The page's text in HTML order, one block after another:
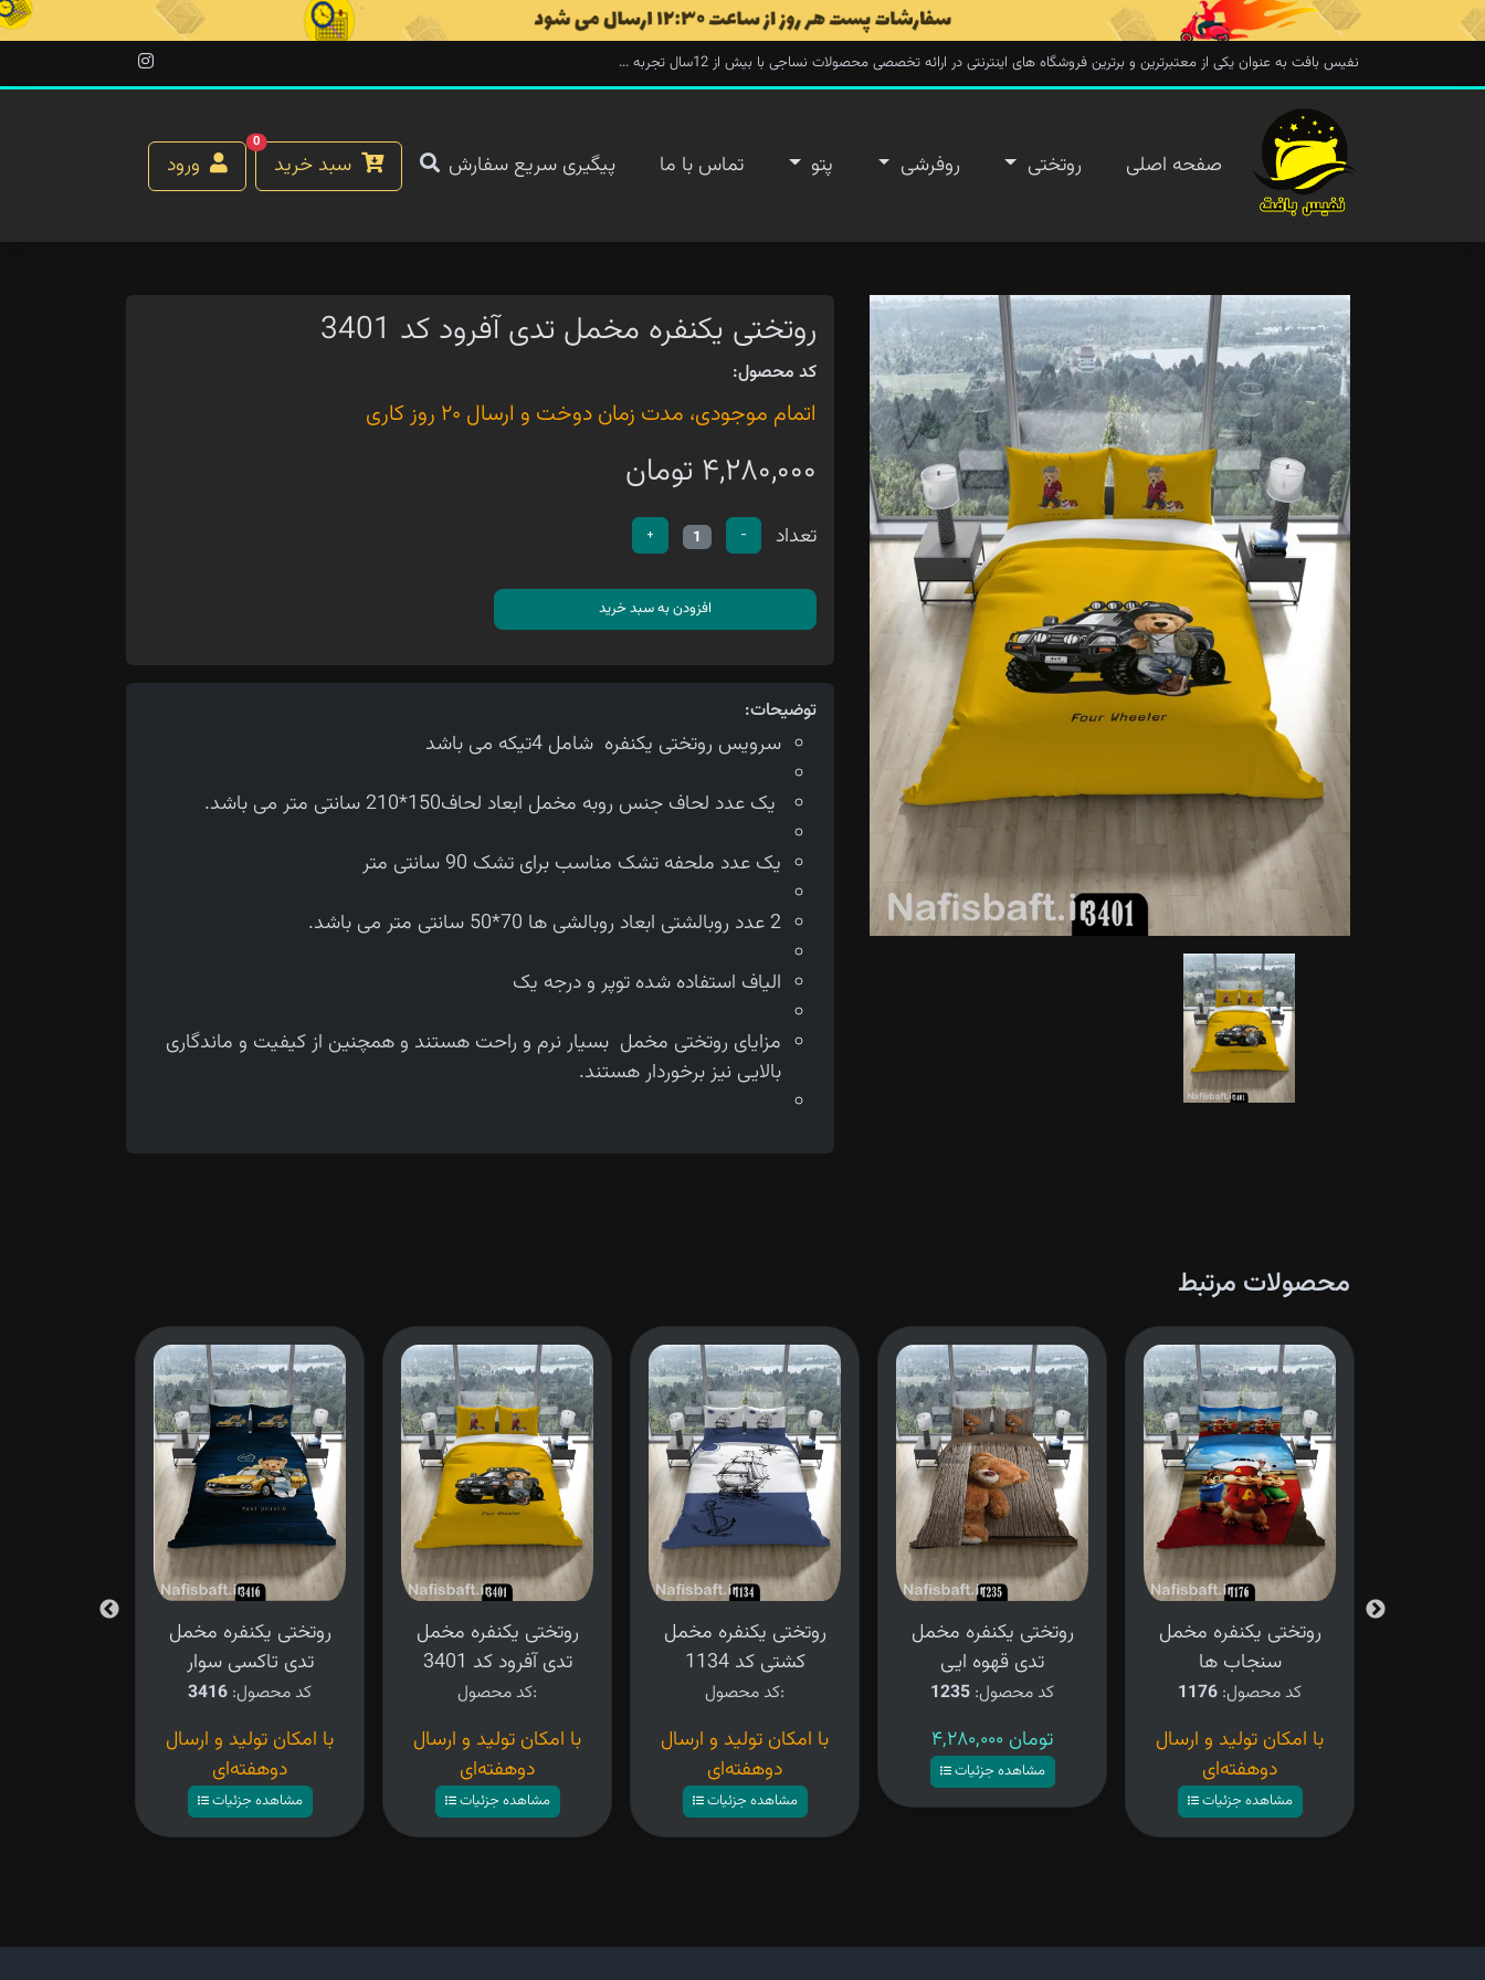
نفیس بافت به عنوان یکی از معتبرترین و برترین فروشگاه های اینترنتی در ارائه تخصصی محصولات نساجی با بیش از 12سال تجربه ...
صفحه اصلی روتختی روفرشی پتو تماس با ما پیگیری سریع سفارش سبد خرید
0
ورود
روتختی یکنفره مخمل تدی آفرود کد 3401
کد محصول:
اتمام موجودی، مدت زمان دوخت و ارسال ۲۰ روز کاری
۴,۲۸۰,۰۰۰ تومان
تعداد -
1
+
افزودن به سبد خرید
توضیحات:
سرویس روتختی یکنفره شامل 4تیکه می باشد
یک عدد لحاف جنس روبه مخمل ابعاد لحاف150*210 سانتی متر می باشد.
یک عدد ملحفه تشک مناسب برای تشک 90 سانتی متر
2 عدد روبالشتی ابعاد روبالشی ها 70*50 سانتی متر می باشد.
الیاف استفاده شده توپر و درجه یک
مزایای روتختی مخمل بسیار نرم و راحت هستند و همچنین از کیفیت و ماندگاری
بالایی نیز برخوردار هستند.
محصولات مرتبط
روتختی یکنفره مخمل
تدی تاکسی سوار
کد محصول: 3416
با امکان تولید و ارسال
دوهفته‌ای
مشاهده جزئیات
روتختی یکنفره مخمل
تدی آفرود کد 3401
کد محصول:
با امکان تولید و ارسال
دوهفته‌ای
مشاهده جزئیات
روتختی یکنفره مخمل
کشتی کد 1134
کد محصول:
با امکان تولید و ارسال
دوهفته‌ای
مشاهده جزئیات
روتختی یکنفره مخمل
تدی قهوه ایی
کد محصول: 1235
۴,۲۸۰,۰۰۰ تومان
مشاهده جزئیات
روتختی یکنفره مخمل
سنجاب ها
کد محصول: 1176
با امکان تولید و ارسال
دوهفته‌ای
مشاهده جزئیات